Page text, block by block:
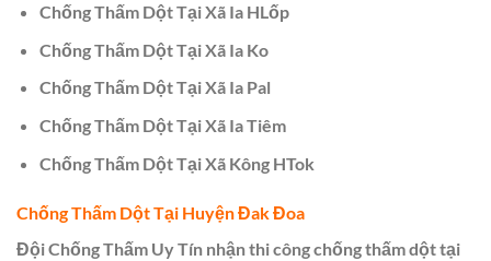
Chống Thấm Dột Tại Xã Ia HLốp
Chống Thấm Dột Tại Xã Ia Ko
Chống Thấm Dột Tại Xã Ia Pal
Chống Thấm Dột Tại Xã Ia Tiêm
Chống Thấm Dột Tại Xã Kông HTok
Chống Thấm Dột Tại Huyện Đak Đoa
Đội Chống Thấm Uy Tín nhận thi công chống thấm dột tại